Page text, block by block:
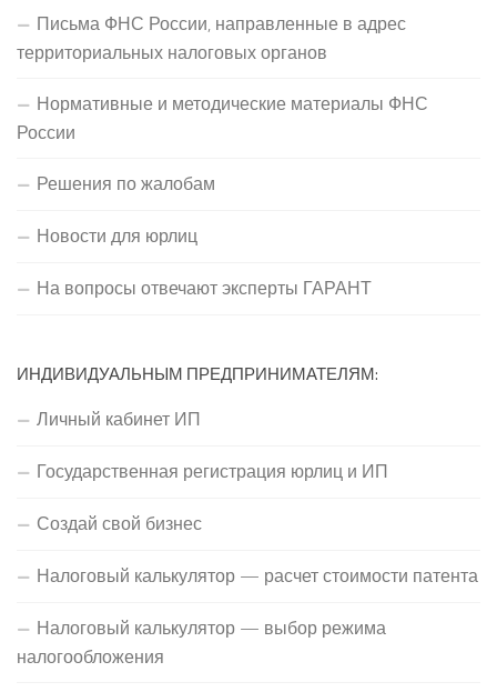
Письма ФНС России, направленные в адрес
территориальных налоговых органов
Нормативные и методические материалы ФНС
России
Решения по жалобам
Новости для юрлиц
На вопросы отвечают эксперты ГАРАНТ
ИНДИВИДУАЛЬНЫМ ПРЕДПРИНИМАТЕЛЯМ:
Личный кабинет ИП
Государственная регистрация юрлиц и ИП
Создай свой бизнес
Налоговый калькулятор — расчет стоимости патента
Налоговый калькулятор — выбор режима
налогообложения